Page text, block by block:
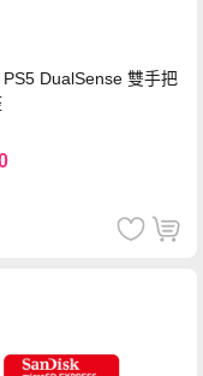
PS5 DualSense 雙手把